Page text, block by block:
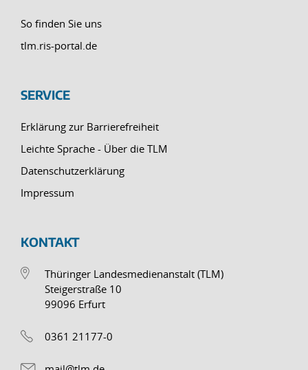
So finden Sie uns
tlm.ris-portal.de
SERVICE
Erklärung zur Barrierefreiheit
Leichte Sprache - Über die TLM
Datenschutzerklärung
Impressum
KONTAKT
Thüringer Landesmedienanstalt (TLM)
Steigerstraße 10
99096 Erfurt
0361 21177-0